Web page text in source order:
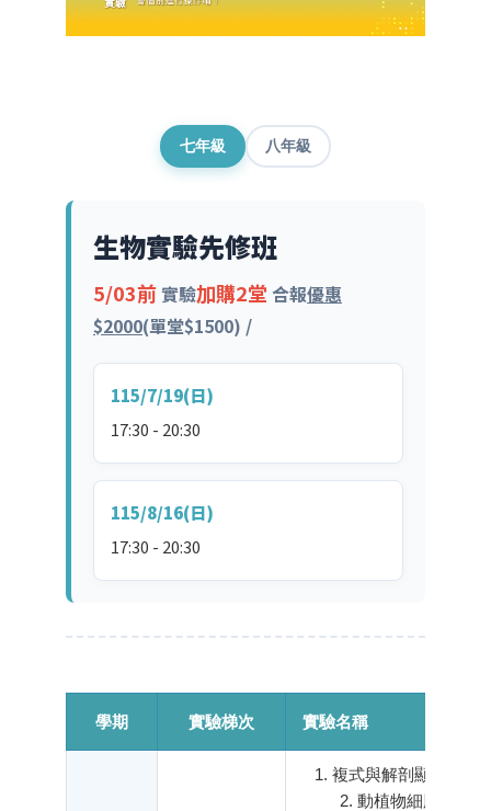
七年級 八年級
生物實驗先修班
5/03前實驗加購2堂 合報優惠
$2000(單堂$1500) /
115/7/19(日)
17:30 - 20:30
115/8/16(日)
17:30 - 20:30
學期 實驗梯次 實驗名稱
1. 複式與解剖顯微鏡的
2. 動植物細胞的觀察